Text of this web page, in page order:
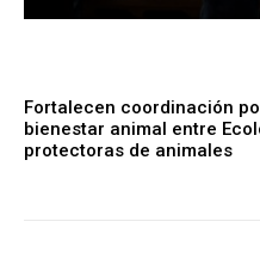
Fortalecen coordinación
bienestar animal entre
protectoras de animales